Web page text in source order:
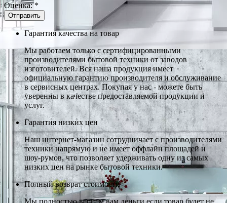
Оценка:*
Гарантия качества на товар
Мы работаем только с сертифицированными
производителями бытовой техники от заводов
изготовителей. Вся наша продукция имеет
официальную гарантию производителя и обслуживание
в сервисных центрах. Покупая у нас - можете быть
уверенны в качестве предоставляемой продукции и
услуг.
Гарантия низких цен
Наш интернет-магазин сотрудничает с производителями
техники напрямую и не имеет оффлайн площадей и
шоу-румов, что позволяет удерживать одну из самых
низких цен на рынке бытовой техники.
Полный возврат стоимости
Мы полностью вернем вам деньги если товар будет не